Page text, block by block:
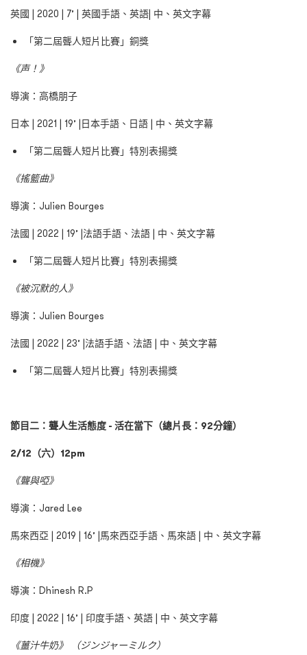
英國 | 2020 | 7’ | 英國手語、英語| 中、英文字幕
「第二屆聾人短片比賽」銅獎
《声！》
導演：高橋朋子
日本 | 2021 | 19’ |日本手語、日語 | 中、英文字幕
「第二屆聾人短片比賽」特別表揚獎
《搖籃曲》
導演：Julien Bourges
法國 | 2022 | 19’ |法語手語、法語 | 中、英文字幕
「第二屆聾人短片比賽」特別表揚獎
《被沉默的人》
導演：Julien Bourges
法國 | 2022 | 23’ |法語手語、法語 | 中、英文字幕
「第二屆聾人短片比賽」特別表揚獎
節目二：聾人生活態度 - 活在當下（總片長：92分鐘）
2/12（六）12pm
《聾與啞》
導演：Jared Lee
馬來西亞 | 2019 | 16’ |馬來西亞手語、馬來語 | 中、英文字幕
《相機》
導演：Dhinesh R.P
印度 | 2022 | 16’ | 印度手語、英語 | 中、英文字幕
《薑汁牛奶》 （ジンジャーミルク）